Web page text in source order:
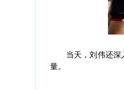
当天，刘伟还深入
量。